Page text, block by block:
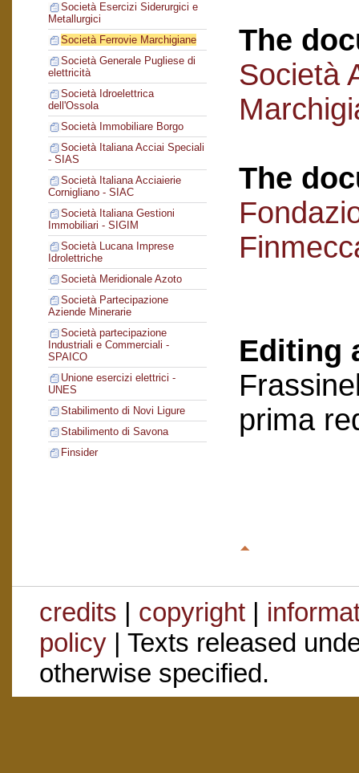
Società Esercizi Siderurgici e
Metallurgici
Società Ferrovie Marchigiane
Società Generale Pugliese di
elettricità
Società Idroelettrica
dell'Ossola
Società Immobiliare Borgo
Società Italiana Acciai Speciali
- SIAS
Società Italiana Acciaierie
Cornigliano - SIAC
Società Italiana Gestioni
Immobiliari - SIGIM
Società Lucana Imprese
Idrolettriche
Società Meridionale Azoto
Società Partecipazione
Aziende Minerarie
Società partecipazione
Industriali e Commerciali -
SPAICO
Unione esercizi elettrici -
UNES
Stabilimento di Novi Ligure
Stabilimento di Savona
Finsider
The
Società
The
Editing
prima
credits | copyright|
policy| Texts released
otherwise specified.